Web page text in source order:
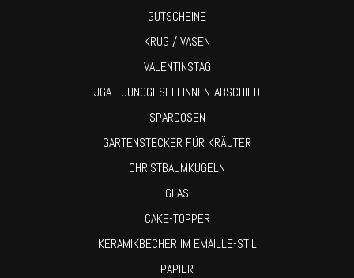
GUTSCHEINE
KRUG / VASEN
VALENTINSTAG
JGA - JUNGGESELLINNEN-ABSCHIED
SPARDOSEN
GARTENSTECKER FÜR KRÄUTER
CHRISTBAUMKUGELN
GLAS
CAKE-TOPPER
KERAMIKBECHER IM EMAILLE-STIL
PAPIER